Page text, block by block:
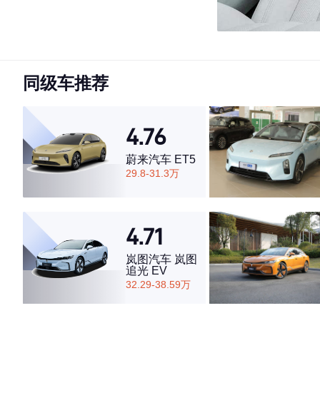
同级车推荐
4.76
蔚来汽车 ET5
29.8-31.3万
4.71
岚图汽车 岚图
追光 EV
32.29-38.59万